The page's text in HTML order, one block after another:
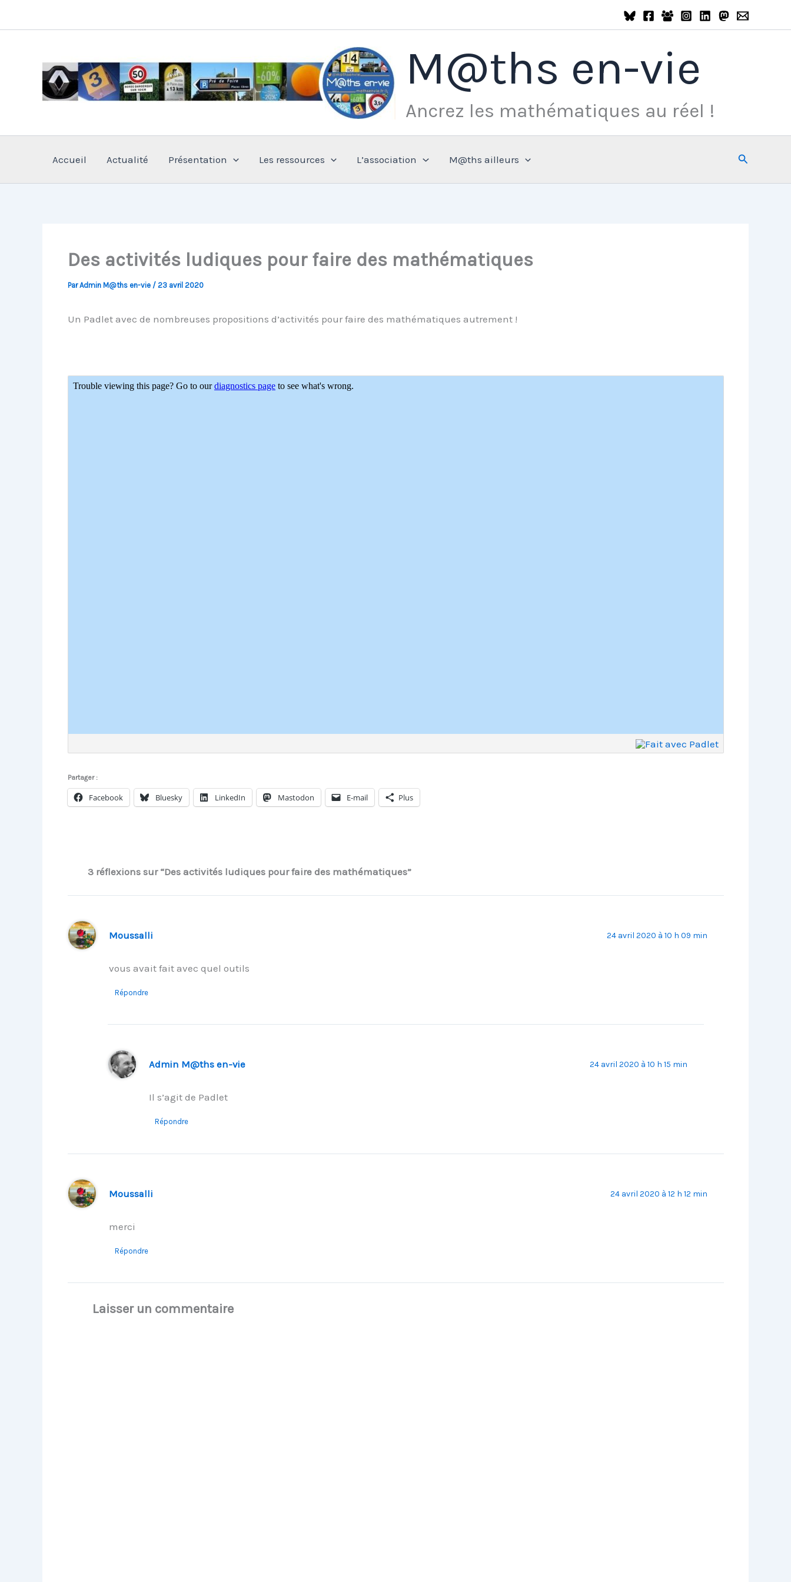
M@ths en-vie
Ancrez les mathématiques au réel !
Accueil Actualité Présentation Les ressources L’association M@ths ailleurs Rechercher
Des activités ludiques pour faire des mathématiques
ParAdmin M@ths en-vie / 23 avril 2020
Un Padlet avec de nombreuses propositions d’activités pour faire des mathématiques autrement !
Partager :
Facebook Bluesky LinkedIn Mastodon E-mail Plus
3 réflexions sur “Des activités ludiques pour faire des mathématiques”
Moussalli 24 avril 2020 à 10 h 09 min
vous avait fait avec quel outils
Répondre
Admin M@ths en-vie 24 avril 2020 à 10 h 15 min
Il s’agit de Padlet
Répondre
Moussalli 24 avril 2020 à 12 h 12 min
merci
Répondre
Laisser un commentaire